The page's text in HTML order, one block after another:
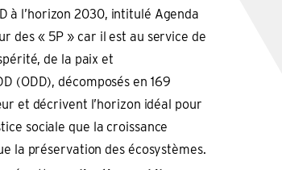
à l’horizon 2030, intitulé Agenda
des « 5P » car il est au service de
de la paix et
(ODD), décomposés en 169
et décrivent l’horizon idéal pour
sociale que la croissance
la préservation des écosystèmes.